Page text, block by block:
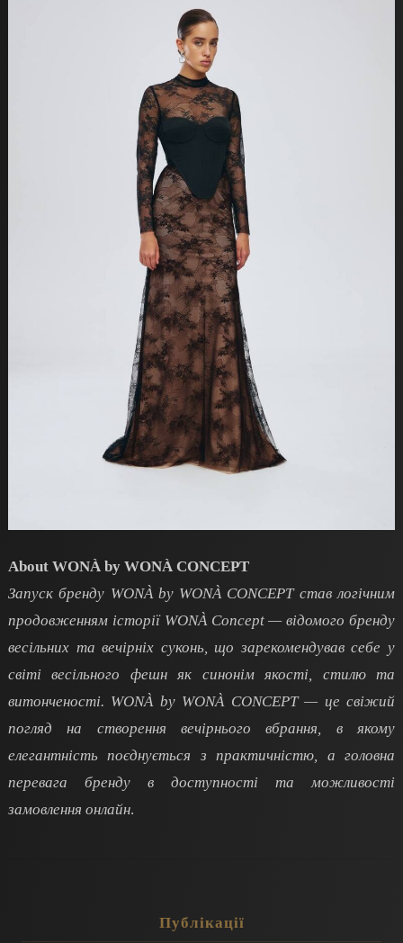
About WONÀ by WONÀ CONCEPT
Запуск бренду WONÀ by WONÀ CONCEPT став логічним
продовженням історії WONÀ Concept — відомого бренду
весільних та вечірніх суконь, що зарекомендував себе у
світі весільного фешн як синонім якості, стилю та
витонченості. WONÀ by WONÀ CONCEPT — це свіжий
погляд на створення вечірнього вбрання, в якому
елегантність поєднується з практичністю, а головна
перевага бренду в доступності та можливості
замовлення онлайн.
Публікації